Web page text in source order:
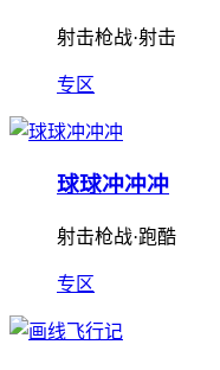
射击枪战·射击
专区
球球冲冲冲
射击枪战·跑酷
专区